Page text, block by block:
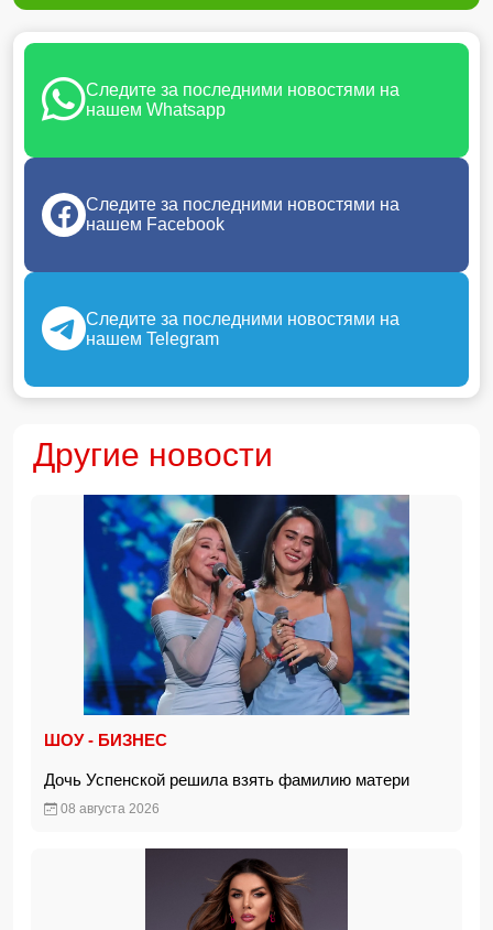
Следите за последними новостями на
нашем Whatsapp
Следите за последними новостями на
нашем Facebook
Следите за последними новостями на
нашем Telegram
Другие новости
ШОУ - БИЗНЕС
Дочь Успенской решила взять фамилию матери
08 августа 2026